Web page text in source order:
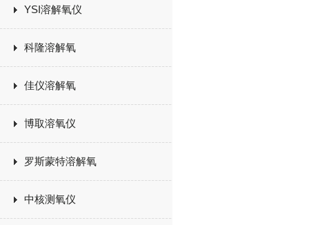
YSI溶解氧仪
科隆溶解氧
佳仪溶解氧
博取溶氧仪
罗斯蒙特溶解氧
中核测氧仪